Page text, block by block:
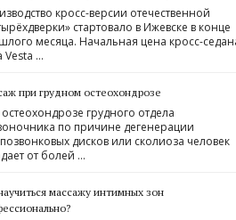
кросс-версии отечественной
стартовало в Ижевске в конце
месяца. Начальная цена кросс-
Vesta …
при грудном остеохондрозе
грудного отдела
по причине дегенерации
дисков или сколиоза человек
от болей …
массажу интимных зон